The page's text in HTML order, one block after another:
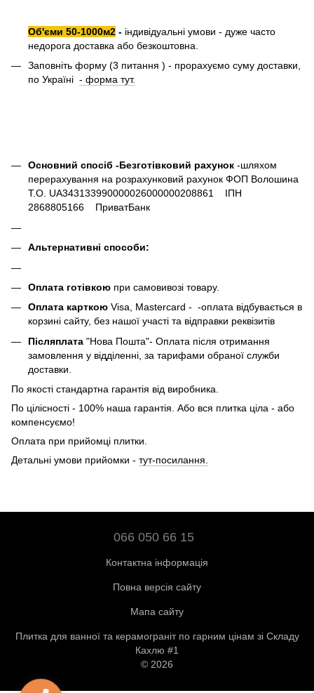
Об'єми 50-1000м2 - індивідуальні умови - дуже часто
недорога доставка або безкоштовна.
Заповніть форму (3 питання ) - прорахуємо суму доставки,
по Україні - форма тут.
Основний спосіб -Безготівковий рахунок -шляхом
перерахування на розрахунковий рахунок ФОП Волошина
Т.О. UA343133990000026000000208861 ІПН
2868805166 ПриватБанк
Альтернативні способи:
Оплата готівкою при самовивозі товару.
Оплата карткою Visa, Mastercard - -оплата відбувається в
корзині сайту, без нашої участі та відправки реквізитів
Післяплата "Нова Пошта"- Оплата після отримання
замовлення у відділенні, за тарифами обраної служби
доставки.
По якості стандартна гарантія від виробника.
По цілісності - 100% наша гарантія. Або вся плитка ціла - або
компенсуємо!
Оплата при прийомці плитки.
Детальні умови прийомки - тут-посилання.
066 050 66 15
Контактна інформація
Повна версія сайту
Мапа сайту
Плитка для ванної та керамограніт по гарним цінам зі Складу
Кахлю #1
© 2026